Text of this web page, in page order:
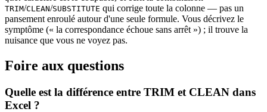
TRIM/CLEAN/SUBSTITUTE qui corrige toute la colonne — pas un
pansement enroulé autour d'une seule formule. Vous décrivez le
symptôme (« la correspondance échoue sans arrêt ») ; il trouve la
nuisance que vous ne voyez pas.
Foire aux questions
Quelle est la différence entre TRIM et CLEAN dans
Excel ?